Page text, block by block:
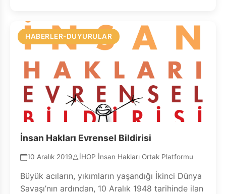
HABERLER-DUYURULAR
İnsan Hakları Evrensel Bildirisi
10 Aralık 2019 İHOP İnsan Hakları Ortak Platformu
Büyük acıların, yıkımların yaşandığı İkinci Dünya
Savaşı’nın ardından, 10 Aralık 1948 tarihinde ilan